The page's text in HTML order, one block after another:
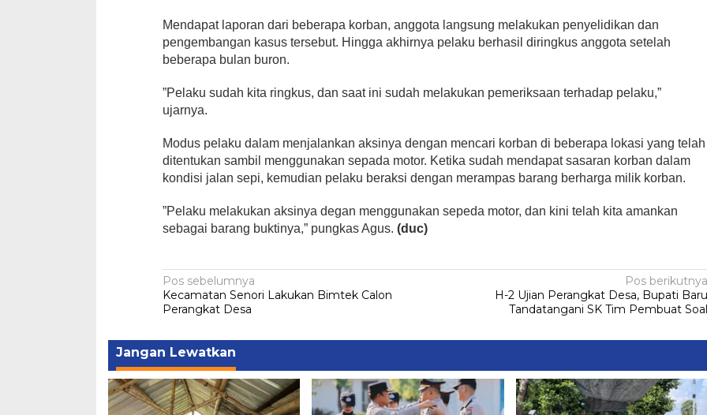
Mendapat laporan dari beberapa korban, anggota langsung melakukan penyelidikan dan
pengembangan kasus tersebut. Hingga akhirnya pelaku berhasil diringkus anggota setelah
beberapa bulan buron.
”Pelaku sudah kita ringkus, dan saat ini sudah melakukan pemeriksaan terhadap pelaku,”
ujarnya.
Modus pelaku dalam menjalankan aksinya dengan mencari korban di beberapa lokasi yang telah
ditentukan sambil menggunakan sepada motor. Ketika sudah mendapat sasaran korban dalam
kondisi jalan sepi, kemudian pelaku beraksi dengan merampas barang berharga milik korban.
”Pelaku melakukan aksinya degan menggunakan sepeda motor, dan kini telah kita amankan
sebagai barang buktinya,” pungkas Agus.(duc)
Navigasi
pos
Pos sebelumnya
Kecamatan Senori Lakukan Bimtek Calon
Perangkat Desa
Pos berikutnya
H-2 Ujian Perangkat Desa, Bupati Baru
Tandatangani SK Tim Pembuat Soal
Jangan Lewatkan